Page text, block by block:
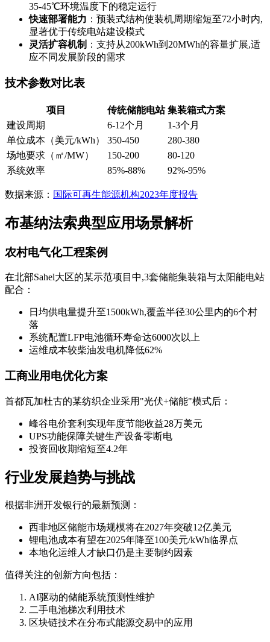
35-45℃环境温度下的稳定运行
快速部署能力 ：预装式结构使装机周期缩短至72小时内,
显著优于传统电站建设模式
灵活扩容机制 ：支持从200kWh到20MWh的容量扩展,适
应不同发展阶段的需求
技术参数对比表
项目 传统储能电站 集装箱式方案
建设周期
6-12个月
1-3个月
单位成本（美元/kWh）
350-450
280-380
场地要求（㎡/MW）
150-200
80-120
系统效率
85%-88% 92%-95%
数据来源： 国际可再生能源机构2023年度报告
布基纳法索典型应用场景解析
农村电气化工程案例
在北部Sahel大区的某示范项目中,3套储能集装箱与太阳能电站
配合：
日均供电量提升至1500kWh,覆盖半径30公里内的6个村
落
系统配置LFP电池循环寿命达6000次以上
运维成本较柴油发电机降低62%
工商业用电优化方案
首都瓦加杜古的某纺织企业采用"光伏+储能"模式后：
峰谷电价套利实现年度节能收益28万美元
UPS功能保障关键生产设备零断电
投资回收期缩短至4.2年
行业发展趋势与挑战
根据非洲开发银行的最新预测：
西非地区储能市场规模将在2027年突破12亿美元
锂电池成本有望在2025年降至100美元/kWh临界点
本地化运维人才缺口仍是主要制约因素
值得关注的创新方向包括：
AI驱动的储能系统预测性维护
二手电池梯次利用技术
区块链技术在分布式能源交易中的应用